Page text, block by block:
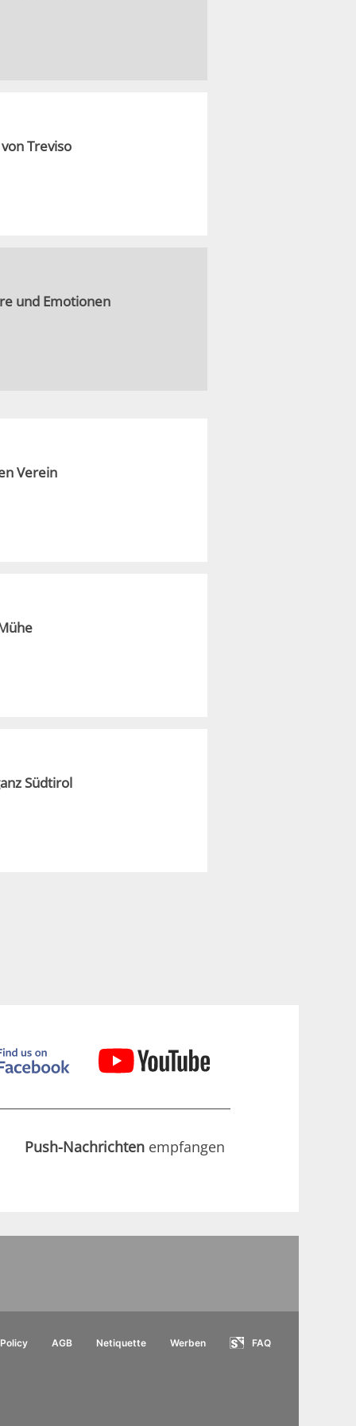
Treviso
und Emotionen
Verein
Südtirol
Push-Nachrichten empfangen
AGB Netiquette Werben FAQ